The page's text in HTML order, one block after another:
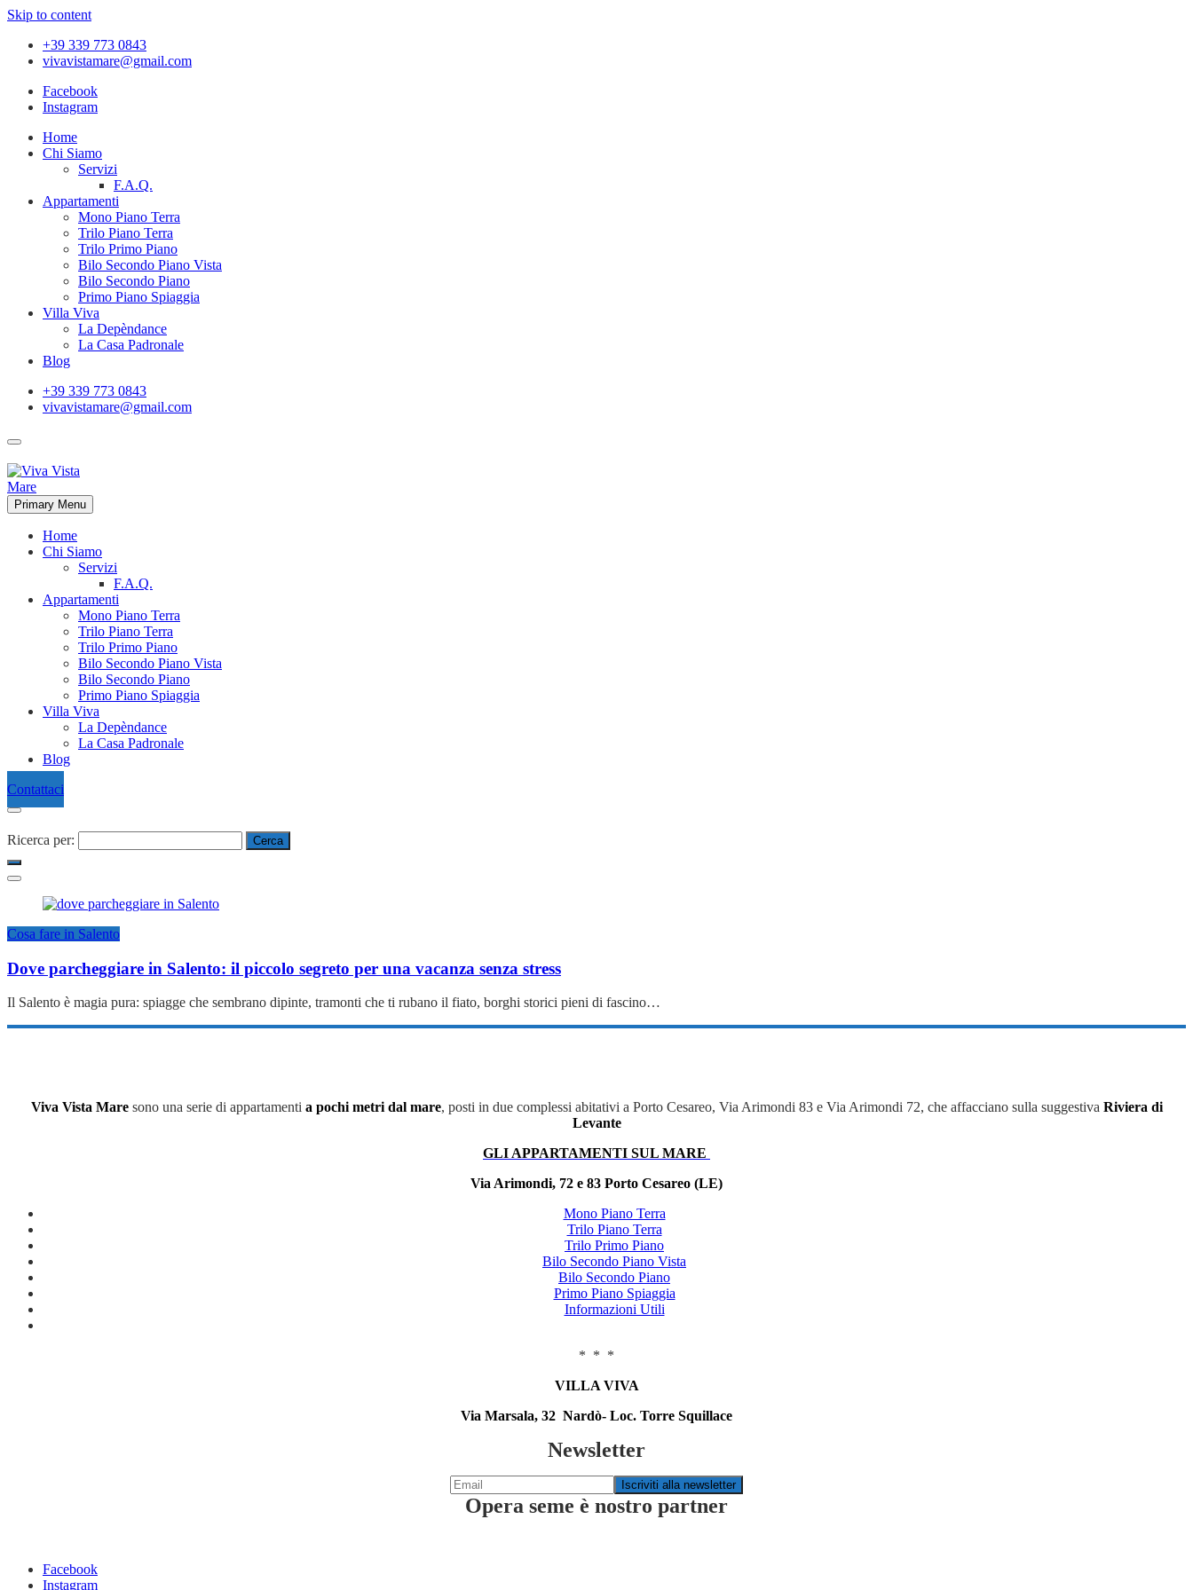
Skip to content
+39 339 773 0843
vivavistamare@gmail.com
Facebook
Instagram
Home
Chi Siamo
Servizi
F.A.Q.
Appartamenti
Mono Piano Terra
Trilo Piano Terra
Trilo Primo Piano
Bilo Secondo Piano Vista
Bilo Secondo Piano
Primo Piano Spiaggia
Villa Viva
La Depèndance
La Casa Padronale
Blog
+39 339 773 0843
vivavistamare@gmail.com
Primary Menu
Home
Chi Siamo
Servizi
F.A.Q.
Appartamenti
Mono Piano Terra
Trilo Piano Terra
Trilo Primo Piano
Bilo Secondo Piano Vista
Bilo Secondo Piano
Primo Piano Spiaggia
Villa Viva
La Depèndance
La Casa Padronale
Blog
Contattaci
Ricerca per:
Cosa fare in Salento
Dove parcheggiare in Salento: il piccolo segreto per una vacanza senza stress
Il Salento è magia pura: spiagge che sembrano dipinte, tramonti che ti rubano il fiato, borghi storici pieni di fascino…
Viva Vista Maresono una serie di appartamenti a pochi metri dal mare, posti in due complessi abitativi a Porto Cesareo, Via Arimondi 83 e Via Arimondi 72, che affacciano sulla suggestiva Riviera di
Levante
GLI APPARTAMENTI SUL MARE
Via Arimondi, 72 e 83 Porto Cesareo (LE)
Mono Piano Terra
Trilo Piano Terra
Trilo Primo Piano
Bilo Secondo Piano Vista
Bilo Secondo Piano
Primo Piano Spiaggia
Informazioni Utili
* * *
VILLA VIVA
Via Marsala, 32 Nardò- Loc. Torre Squillace
Newsletter
Opera seme è nostro partner
Facebook
Instagram